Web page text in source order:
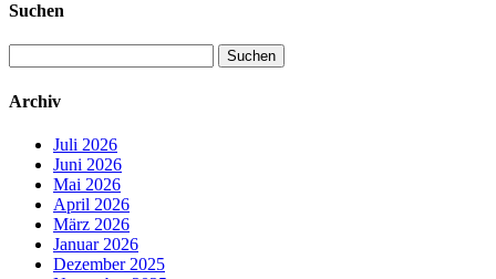
Suchen
nach:
Archiv
Juli 2026
Juni 2026
Mai 2026
April 2026
März 2026
Januar 2026
Dezember 2025